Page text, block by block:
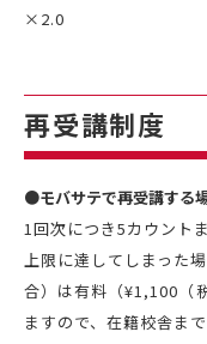
×2.0
再受講制度
●モバサテで再受講する
1回次につき5カウント
上限に達してしまった
合）は有料（¥1,100（
ますので、在籍校舎ま